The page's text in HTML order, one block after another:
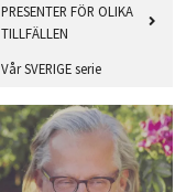
PRESENTER FÖR OLIKA
TILLFÄLLEN
Vår SVERIGE serie